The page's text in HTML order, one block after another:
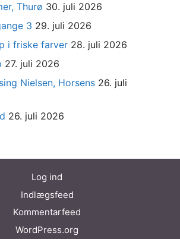
Thurø 30. juli 2026
3 29. juli 2026
i friske farver 28. juli 2026
27. juli 2026
Nielsen, Horsens 26. juli
26. juli 2026
Log ind
Indlægsfeed
Kommentarfeed
WordPress.org